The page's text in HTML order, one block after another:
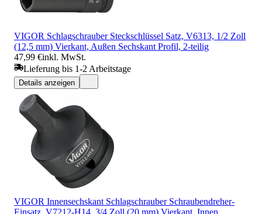
VIGOR Schlagschrauber Steckschlüssel Satz, V6313, 1/2 Zoll
(12,5 mm) Vierkant, Außen Sechskant Profil, 2-teilig
47,99 €inkl. MwSt.
Lieferung bis 1-2 Arbeitstage
Details anzeigen
VIGOR Innensechskant Schlagschrauber Schraubendreher-
Einsatz, V7212-H14, 3/4 Zoll (20 mm) Vierkant, Innen